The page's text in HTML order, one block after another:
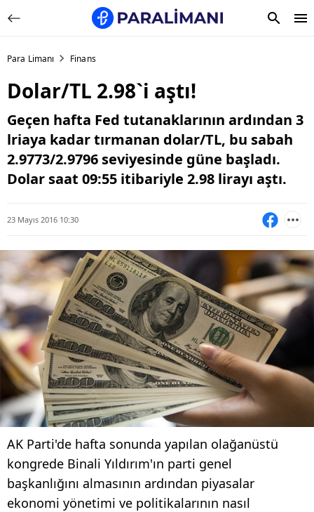
Para Limanı Finans
Dolar/TL 2.98`i aştı!
Geçen hafta Fed tutanaklarının ardından 3
lriaya kadar tırmanan dolar/TL, bu sabah
2.9773/2.9796 seviyesinde güne başladı.
Dolar saat 09:55 itibariyle 2.98 lirayı aştı.
23 Mayıs 2016 10:30
AK Parti'de hafta sonunda yapılan olağanüstü
kongrede Binali Yıldırım'ın parti genel
başkanlığını almasının ardından piyasalar
ekonomi yönetimi ve politikalarının nasıl